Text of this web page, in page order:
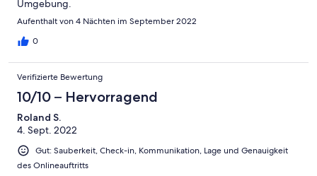
Umgebung.
Aufenthalt von 4 Nächten im September 2022
0
Verifizierte Bewertung
10/10 – Hervorragend
Roland S.
4. Sept. 2022
Gut: Sauberkeit, Check-in, Kommunikation, Lage und Genauigkeit
des Onlineauftritts